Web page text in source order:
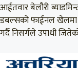
आईतवार बेलौरी
डबल्सको फाईनल खेलमा
गर्दै निसर्गले उपाधी